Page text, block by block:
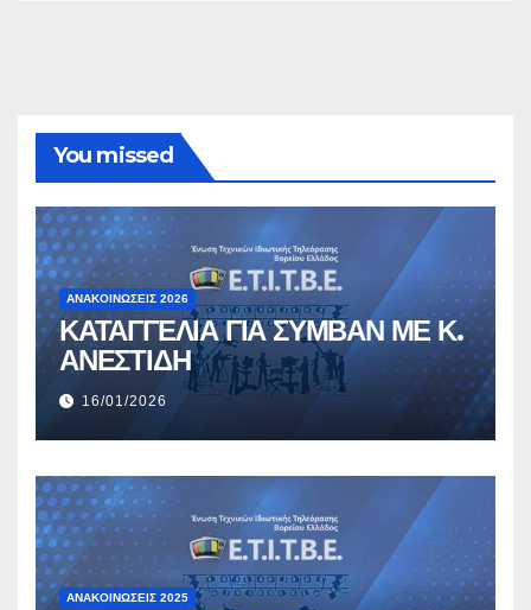
You missed
ΑΝΑΚΟΙΝΏΣΕΙΣ 2026
ΚΑΤΑΓΓΕΛΙΑ ΓΙΑ ΣΥΜΒΑΝ ΜΕ Κ.
ΑΝΕΣΤΙΔΗ
16/01/2026
ΑΝΑΚΟΙΝΏΣΕΙΣ 2025